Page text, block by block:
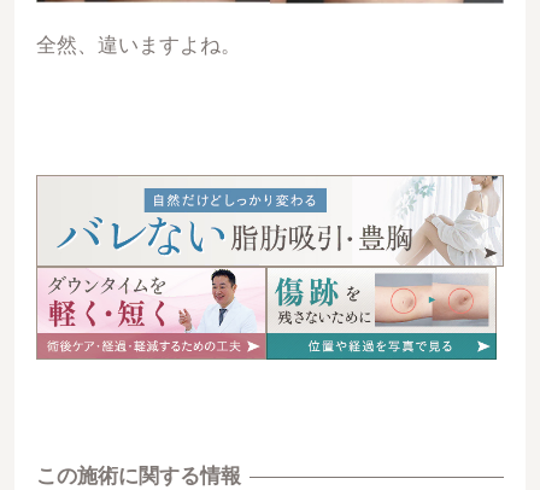
全然、違いますよね。
この施術に関する情報